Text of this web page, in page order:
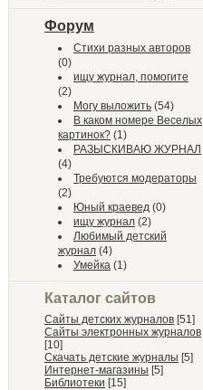
Форум
Стихи разных авторов
(0)
ищу журнал, помогите
(2)
Могу выложить (54)
В каком номере Веселых
картинок? (1)
РАЗЫСКИВАЮ ЖУРНАЛ
(4)
Требуются модераторы
(2)
Юный краевед (0)
ищу журнал (2)
Любимый детский
журнал (4)
Умейка (1)
Каталог сайтов
Сайты детских журналов [51]
Сайты электронных журналов
[10]
Скачать детские журналы [5]
Интернет-магазины [5]
Библиотеки [15]